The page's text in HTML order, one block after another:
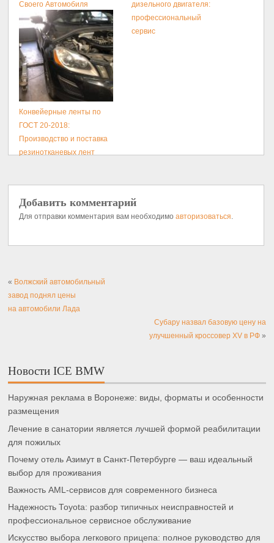
Своего Автомобиля
дизельного двигателя:
профессиональный
сервис
Конвейерные ленты по
ГОСТ 20-2018:
Производство и поставка
резинотканевых лент
Добавить комментарий
Для отправки комментария вам необходимоавторизоваться
« Волжский автомобильный
завод поднял цены
на автомобили Лада
Субару назвал базовую цену на
улучшенный кроссовер XV в РФ»
Новости ICE BMW
Наружная реклама в Воронеже: виды, форматы и особенности
размещения
Лечение в санатории является лучшей формой реабилитации
для пожилых
Почему отель Азимут в Санкт-Петербурге — ваш идеальный
выбор для проживания
Важность AML-сервисов для современного бизнеса
Надежность Toyota: разбор типичных неисправностей и
профессиональное сервисное обслуживание
Искусство выбора легкового прицепа: полное руководство для